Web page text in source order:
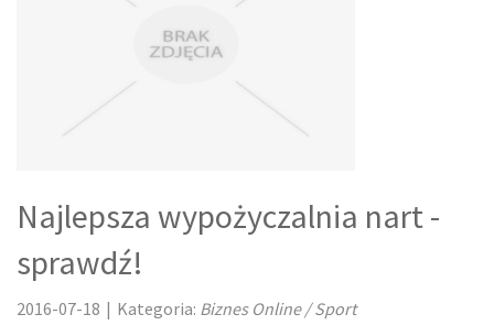
SPRZĘT MEDYCZNY
OPROGRAMOWANIE
Najlepsza wypożyczalnia nart -
sprawdź!
2016-07-18 | Kategoria: Biznes Online / Sport